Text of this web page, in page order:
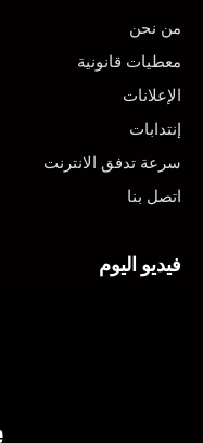
من نحن
معطيات قانونية
الإعلانات
إنتدابات
سرعة تدفق الانترنت
اتصل بنا
فيديو اليوم